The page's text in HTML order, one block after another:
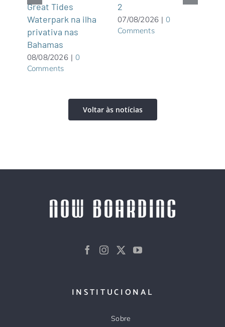
Great Tides
Waterpark na ilha
privativa nas
Bahamas
08/08/2026 | 0
Comments
2
07/08/2026 | 0
Comments
Voltar às notícias
INSTITUCIONAL
Sobre